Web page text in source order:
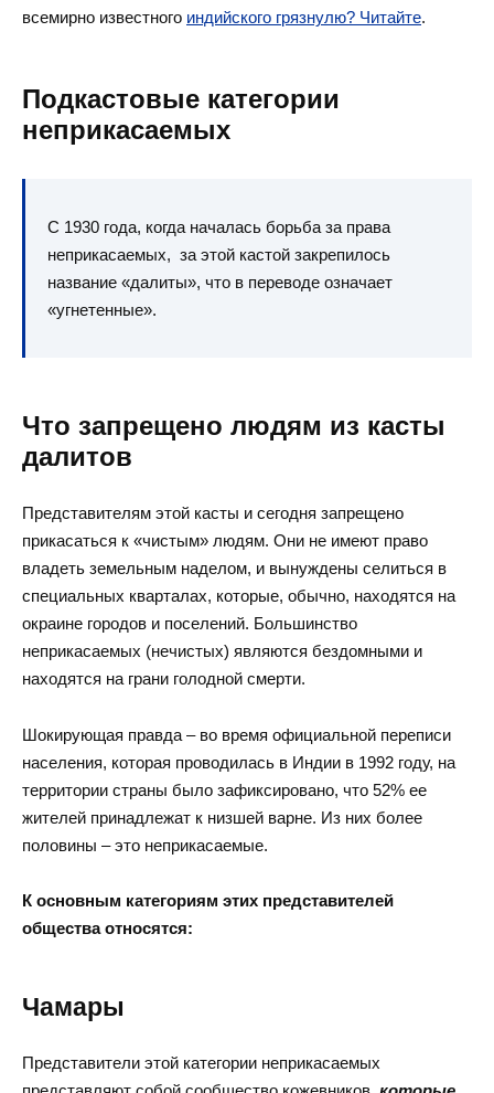
всемирно известного индийского грязнулю? Читайте.
Подкастовые категории
неприкасаемых
С 1930 года, когда началась борьба за права
неприкасаемых, за этой кастой закрепилось
название «далиты», что в переводе означает
«угнетенные».
Что запрещено людям из касты
далитов
Представителям этой касты и сегодня запрещено
прикасаться к «чистым» людям. Они не имеют право
владеть земельным наделом, и вынуждены селиться в
специальных кварталах, которые, обычно, находятся на
окраине городов и поселений. Большинство
неприкасаемых (нечистых) являются бездомными и
находятся на грани голодной смерти.
Шокирующая правда – во время официальной переписи
населения, которая проводилась в Индии в 1992 году, на
территории страны было зафиксировано, что 52% ее
жителей принадлежат к низшей варне. Из них более
половины – это неприкасаемые.
К основным категориям этих представителей
общества относятся:
Чамары
Представители этой категории неприкасаемых